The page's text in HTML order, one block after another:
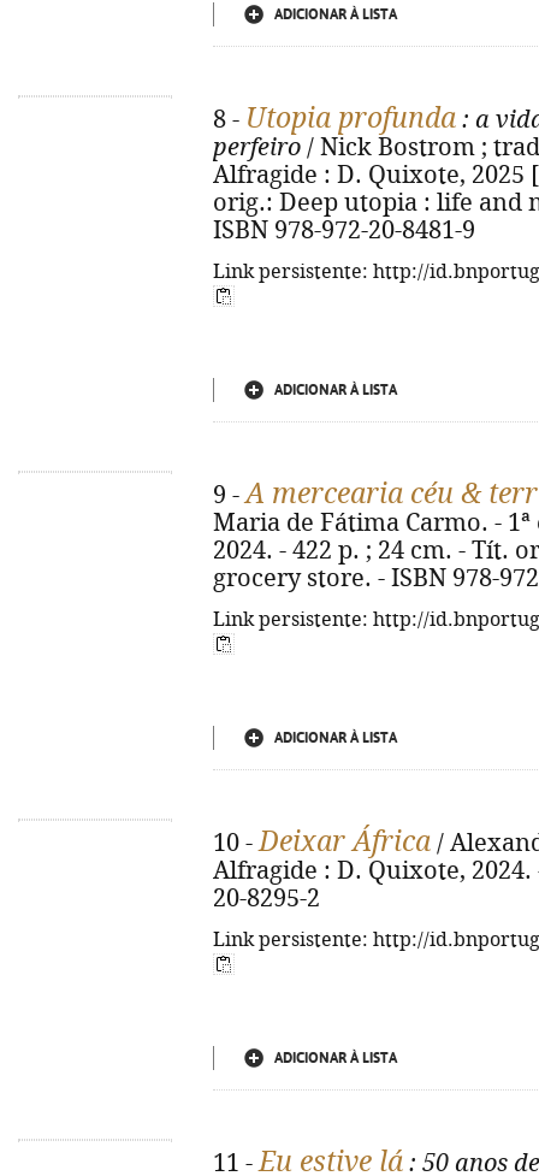
ADICIONAR À LISTA
8 - Utopia profunda : a
perfeiro / Nick Bostrom ;
Alfragide : D. Quixote, 2025
orig.: Deep utopia : life and
ISBN 978-972-20-8481-9
Link persistente: http://
ADICIONAR À LISTA
9 -A mercearia céu &
Maria de Fátima Carmo. -
2024. - 422 p. ; 24 cm. - Tít.
grocery store. - ISBN 978-
Link persistente: http://
ADICIONAR À LISTA
10 -Deixar África /
Alfragide : D. Quixote, 2024.
20-8295-2
Link persistente: http://
ADICIONAR À LISTA
11 -Eu estive lá : 50 anos